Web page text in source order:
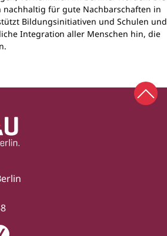
nachhaltig für gute Nachbarschaften in
Bildungsinitiativen und Schulen und
Integration aller Menschen hin, die